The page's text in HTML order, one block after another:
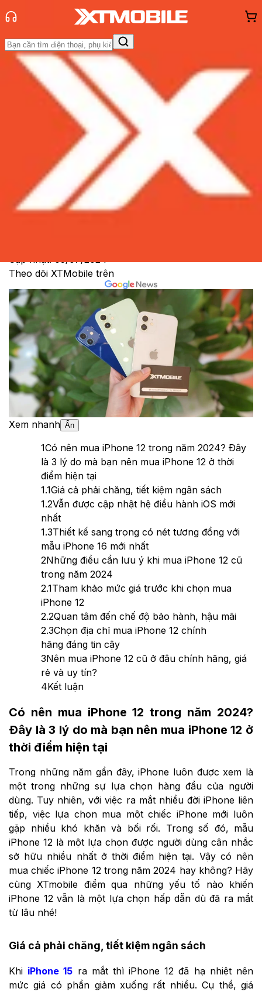
Trang chủ
Tin tức
Tư vấn
Đánh Giá - Trên TaySo Sánh Tư vấnKhuyến
Hỏi đáp App - Game Thông báo
hàng - Sự kiện
Trước khi mua iPhone 12 vào năm
2024, đừng bỏ qua bài viết này!
Cập nhật:05/07/2024
Theo dõi XTMobile trên
Xem nhanh Ẩn
1Có nên mua iPhone 12 trong năm 2024? Đây
là 3 lý do mà bạn nên mua iPhone 12 ở thời
điểm hiện tại
1.1Giá cả phải chăng, tiết kiệm ngân sách
1.2Vẫn được cập nhật hệ điều hành iOS mới
nhất
1.3Thiết kế sang trọng có nét tương đồng với
mẫu iPhone 16 mới nhất
2Những điều cần lưu ý khi mua iPhone 12 cũ
trong năm 2024
2.1Tham khảo mức giá trước khi chọn mua
iPhone 12
2.2Quan tâm đến chế độ bảo hành, hậu mãi
2.3Chọn địa chỉ mua iPhone 12 chính
hãng đáng tin cậy
3Nên mua iPhone 12 cũ ở đâu chính hãng, giá
rẻ và uy tín?
4Kết luận
Có nên mua iPhone 12 trong năm 2024?
Đây là 3 lý do mà bạn nên mua iPhone 12 ở
thời điểm hiện tại
Trong những năm gần đây, iPhone luôn được xem là
một trong những sự lựa chọn hàng đầu của người
dùng. Tuy nhiên, với việc ra mắt nhiều đời iPhone liên
tiếp, việc lựa chọn mua một chiếc iPhone mới luôn
gặp nhiều khó khăn và bối rối. Trong số đó, mẫu
iPhone 12 là một lựa chọn được người dùng cân nhắc
sở hữu nhiều nhất ở thời điểm hiện tại. Vậy có nên
mua chiếc iPhone 12 trong năm 2024 hay không? Hãy
cùng XTmobile điểm qua những yếu tố nào khiến
iPhone 12 vẫn là một lựa chọn hấp dẫn dù đã ra mắt
từ lâu nhé!
Giá cả phải chăng, tiết kiệm ngân sách
Khi iPhone 15 ra mắt thì iPhone 12 đã hạ nhiệt nên
mức giá có phần giảm xuống rất nhiều. Cụ thể, giá